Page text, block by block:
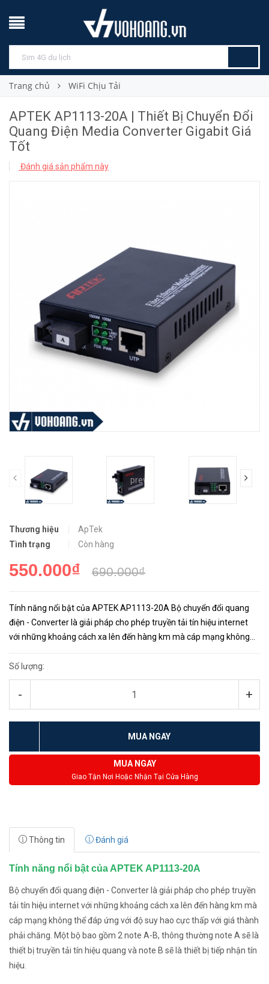
Trang chủ WiFi Chịu Tải
APTEK AP1113-20A | Thiết Bị Chuyển Đổi
Quang Điện Media Converter Gigabit Giá
Tốt
Đánh giá sản phẩm này
prev
Thương hiệu
ApTek
Tình trạng
Còn hàng
550.000₫ 690.000₫
Tính năng nổi bật của APTEK AP1113-20A Bộ chuyển đổi quang
điện - Converter là giải pháp cho phép truyền tải tín hiệu internet
với những khoảng cách xa lên đến hàng km mà cáp mạng không
Số lượng:
- +
MUA NGAY
MUA NGAY
Giao Tận Nơi Hoặc Nhận Tại Cửa Hàng
Thông tin Đánh giá
Tính năng nổi bật của APTEK AP1113-20A
Bộ chuyển đổi quang điện - Converter là giải pháp cho phép truyền
tải tín hiệu internet với những khoảng cách xa lên đến hàng km mà
cáp mạng không thể đáp ứng với độ suy hao cực thấp với giá thành
phải chăng. Một bộ bao gồm 2 note A-B, thông thường note A sẽ là
thiết bị truyền tải tín hiệu quang và note B sẽ là thiết bị tiếp nhận tín
hiệu.